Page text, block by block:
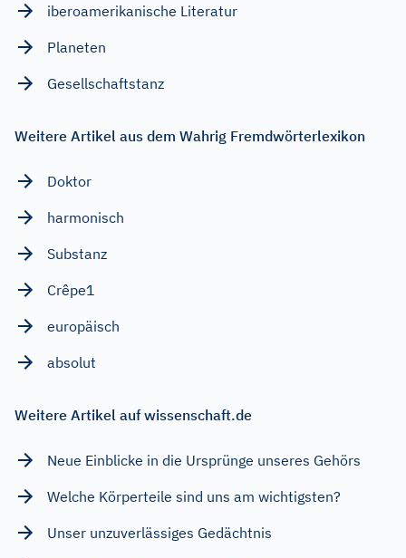
iberoamerikanische Literatur
Planeten
Gesellschaftstanz
Weitere Artikel aus dem Wahrig Fremdwörterlexikon
Doktor
harmonisch
Substanz
Crêpe1
europäisch
absolut
Weitere Artikel auf wissenschaft.de
Neue Einblicke in die Ursprünge unseres Gehörs
Welche Körperteile sind uns am wichtigsten?
Unser unzuverlässiges Gedächtnis